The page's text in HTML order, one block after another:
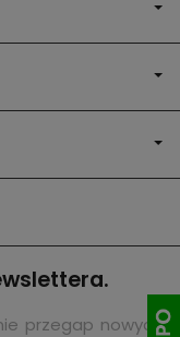
przegap nowych